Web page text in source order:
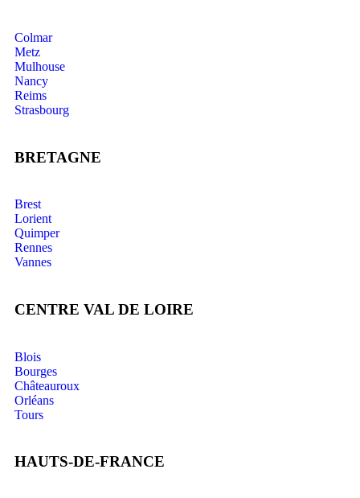
Colmar
Metz
Mulhouse
Nancy
Reims
Strasbourg
BRETAGNE
Brest
Lorient
Quimper
Rennes
Vannes
CENTRE VAL DE LOIRE
Blois
Bourges
Châteauroux
Orléans
Tours
HAUTS-DE-FRANCE